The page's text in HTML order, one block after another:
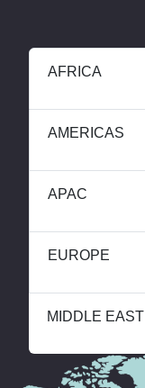
AFRICA
AMERICAS
APAC
EUROPE
MIDDLE EAST